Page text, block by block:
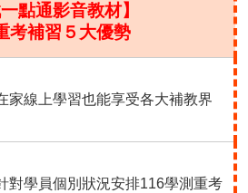
一點通影音教材】
考補習５大優勢
家線上學習也能享受各大補教界
對學員個別狀況安排116學測重考